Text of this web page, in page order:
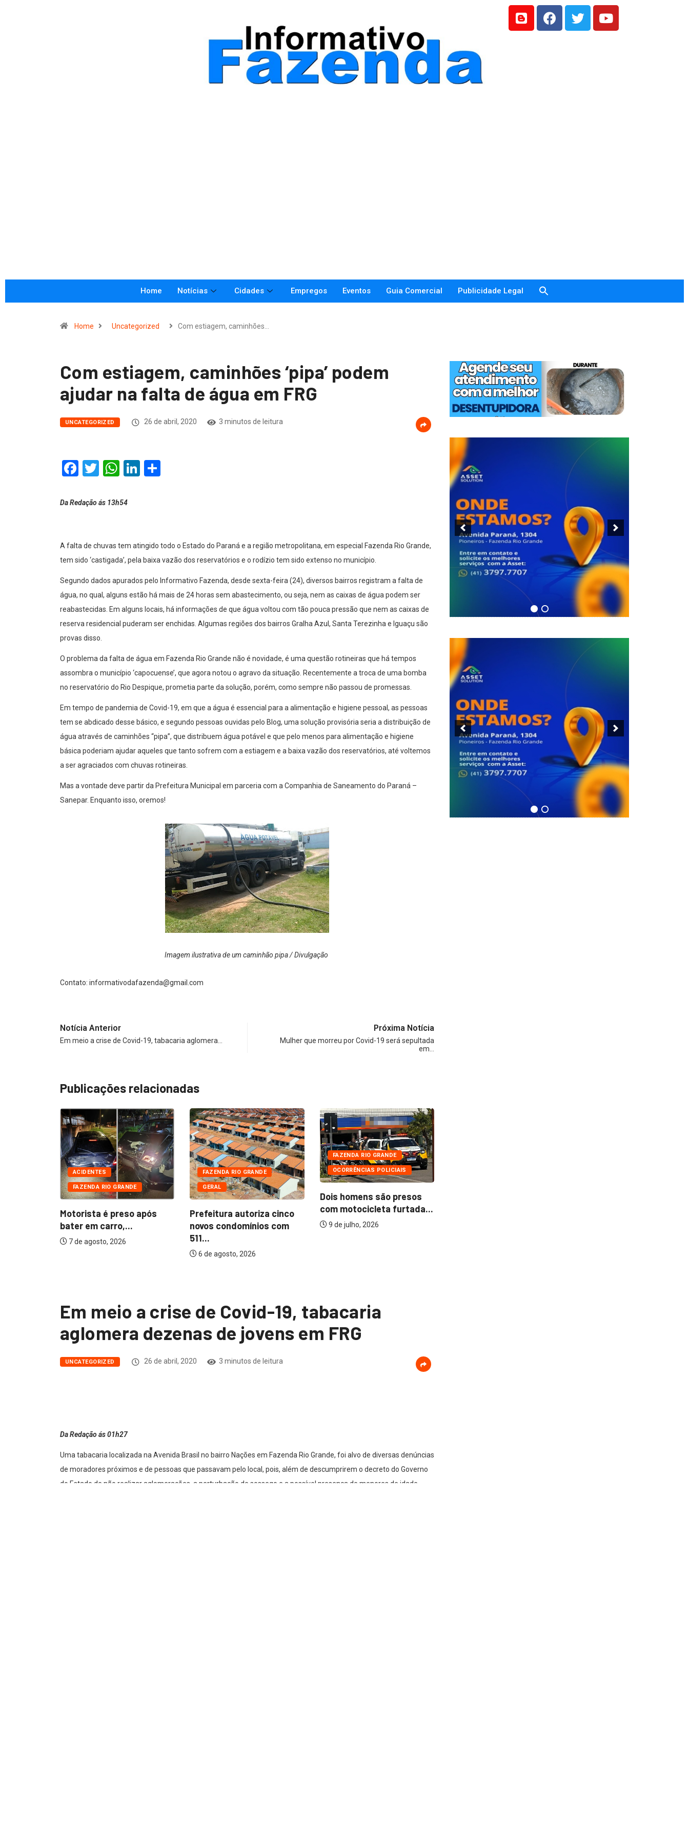
Home Notícias Cidades Empregos Eventos Guia Comercial Publicidade Legal
Home Uncategorized Com estiagem, caminhões…
Com estiagem, caminhões ‘pipa’ podem
ajudar na falta de água em FRG
UNCATEGORIZED 26 de abril, 2020 3 minutos de leitura
Facebook
Twitter
WhatsApp
LinkedIn
Da Redação ás 13h54
A falta de chuvas tem atingido todo o Estado do Paraná e a região metropolitana, em especial Fazenda Rio Grande,
tem sido ‘castigada’, pela baixa vazão dos reservatórios e o rodízio tem sido extenso no município.
Segundo dados apurados pelo Informativo Fazenda, desde sexta-feira (24), diversos bairros registram a falta de
água, no qual, alguns estão há mais de 24 horas sem abastecimento, ou seja, nem as caixas de água podem ser
reabastecidas. Em alguns locais, há informações de que água voltou com tão pouca pressão que nem as caixas de
reserva residencial puderam ser enchidas. Algumas regiões dos bairros Gralha Azul, Santa Terezinha e Iguaçu são
provas disso.
O problema da falta de água em Fazenda Rio Grande não é novidade, é uma questão rotineiras que há tempos
assombra o município ‘capocuense’, que agora notou o agravo da situação. Recentemente a troca de uma bomba
no reservatório do Rio Despique, prometia parte da solução, porém, como sempre não passou de promessas.
Em tempo de pandemia de Covid-19, em que a água é essencial para a alimentação e higiene pessoal, as pessoas
tem se abdicado desse básico, e segundo pessoas ouvidas pelo Blog, uma solução provisória seria a distribuição de
água através de caminhões “pipa”, que distribuem água potável e que pelo menos para alimentação e higiene
básica poderiam ajudar aqueles que tanto sofrem com a estiagem e a baixa vazão dos reservatórios, até voltemos
a ser agraciados com chuvas rotineiras.
Mas a vontade deve partir da Prefeitura Municipal em parceria com a Companhia de Saneamento do Paraná –
Sanepar. Enquanto isso, oremos!
Imagem ilustrativa de um caminhão pipa / Divulgação
Contato: informativodafazenda@gmail.com
Notícia Anterior
Em meio a crise de Covid-19, tabacaria aglomera…
Próxima Notícia
Mulher que morreu por Covid-19 será sepultada
em…
Publicações relacionadas
ACIDENTES
FAZENDA RIO GRANDE
Motorista é preso após
bater em carro,...
7 de agosto, 2026
FAZENDA RIO GRANDE
GERAL
Prefeitura autoriza cinco
novos condomínios com
511...
6 de agosto, 2026
FAZENDA RIO GRANDE
OCORRÊNCIAS POLICIAIS
Dois homens são presos
com motocicleta furtada...
9 de julho, 2026
Em meio a crise de Covid-19, tabacaria
aglomera dezenas de jovens em FRG
UNCATEGORIZED 26 de abril, 2020 3 minutos de leitura
Da Redação ás 01h27
Uma tabacaria localizada na Avenida Brasil no bairro Nações em Fazenda Rio Grande, foi alvo de diversas denúncias
de moradores próximos e de pessoas que passavam pelo local, pois, além de descumprirem o decreto do Governo
do Estado de não realizar aglomerações, a perturbação de sossego e a possível presença de menores de idade